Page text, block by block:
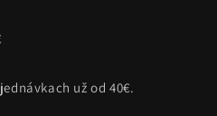
už od 40€.